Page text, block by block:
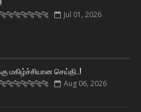
Jul 01, 2026
மகிழ்ச்சியான செய்தி..!
Aug 06, 2026